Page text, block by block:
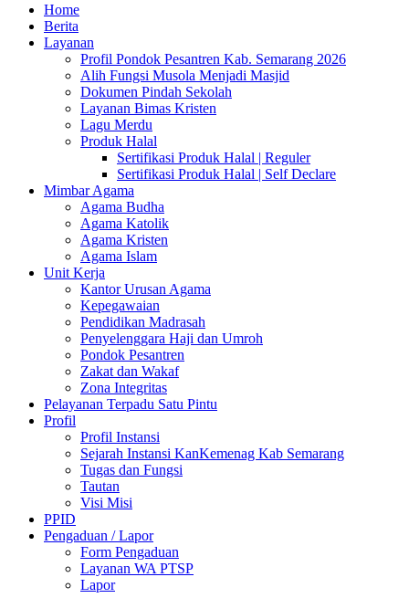
Home
Berita
Layanan
Profil Pondok Pesantren Kab. Semarang 2026
Alih Fungsi Musola Menjadi Masjid
Dokumen Pindah Sekolah
Layanan Bimas Kristen
Lagu Merdu
Produk Halal
Sertifikasi Produk Halal | Reguler
Sertifikasi Produk Halal | Self Declare
Mimbar Agama
Agama Budha
Agama Katolik
Agama Kristen
Agama Islam
Unit Kerja
Kantor Urusan Agama
Kepegawaian
Pendidikan Madrasah
Penyelenggara Haji dan Umroh
Pondok Pesantren
Zakat dan Wakaf
Zona Integritas
Pelayanan Terpadu Satu Pintu
Profil
Profil Instansi
Sejarah Instansi KanKemenag Kab Semarang
Tugas dan Fungsi
Tautan
Visi Misi
PPID
Pengaduan / Lapor
Form Pengaduan
Layanan WA PTSP
Lapor